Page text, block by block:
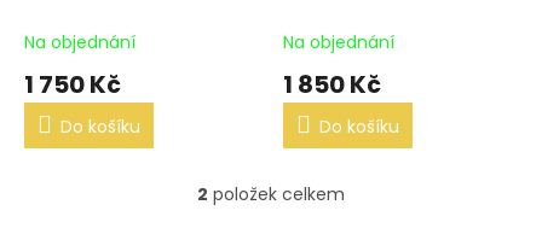
Na objednání
1 750 Kč
Do košíku
Na objednání
1 850 Kč
Do košíku
O
2 položek celkem